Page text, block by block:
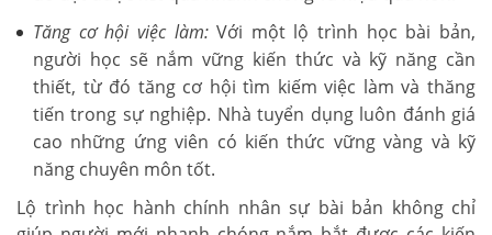
Tăng cơ hội việc làm:Với một lộ trình học bài bản,
người học sẽ nắm vững kiến thức và kỹ năng cần
thiết, từ đó tăng cơ hội tìm kiếm việc làm và thăng
tiến trong sự nghiệp. Nhà tuyển dụng luôn đánh giá
cao những ứng viên có kiến thức vững vàng và kỹ
năng chuyên môn tốt.
Lộ trình học hành chính nhân sự bài bản không chỉ